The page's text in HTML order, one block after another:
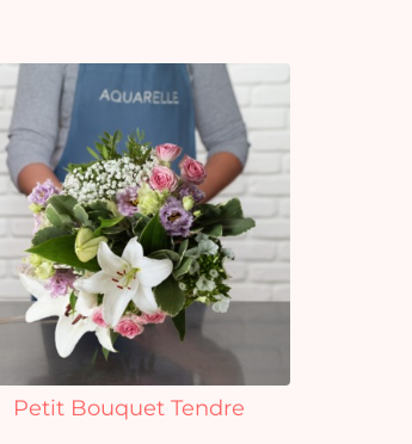
Petit Bouquet Tendre